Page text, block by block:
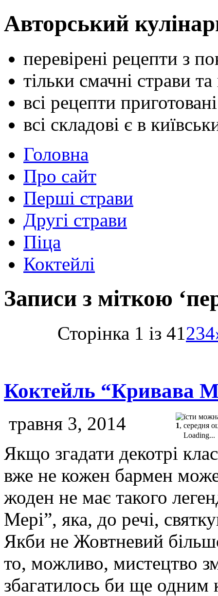
Авторський
перевірені рецепти з
тільки смачні страви та
всі рецепти
всі складові є в
Головна
Про сайт
Перші страви
Другі страви
Піца
Коктейлі
Записи з міткою
Сторінка 1 із 41234
Коктейль “Кривава
травня 3, 2014 1, середня
Loading...
Якщо згадати декотрі
вже не кожен бармен може
жоден не має такого
Мері”, яка, до речі,
Якби не Жовтневий
то, можливо, мистецтво
збагатилось би ще одним